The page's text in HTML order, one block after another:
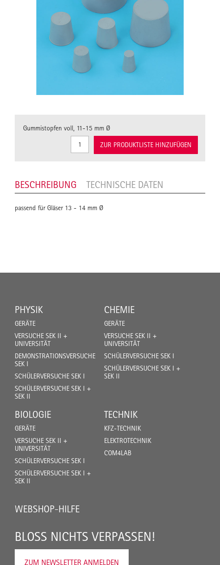
Gummistopfen voll, 11-15 mm Ø
ZUR PRODUKTLISTE HINZUFÜGEN
BESCHREIBUNG TECHNISCHE DATEN
passend für Gläser 13 - 14 mm Ø
PHYSIK
GERÄTE
VERSUCHE SEK II +
UNIVERSITÄT
DEMONSTRATIONSVERSUCHE
SEK I
SCHÜLERVERSUCHE SEK I
SCHÜLERVERSUCHE SEK I +
SEK II
CHEMIE
GERÄTE
VERSUCHE SEK II +
UNIVERSITÄT
SCHÜLERVERSUCHE SEK I
SCHÜLERVERSUCHE SEK I +
SEK II
BIOLOGIE
GERÄTE
VERSUCHE SEK II +
UNIVERSITÄT
SCHÜLERVERSUCHE SEK I
SCHÜLERVERSUCHE SEK I +
SEK II
TECHNIK
KFZ-TECHNIK
ELEKTROTECHNIK
COM4LAB
WEBSHOP-HILFE
BLOSS NICHTS VERPASSEN!
ZUM NEWSLETTER ANMELDEN